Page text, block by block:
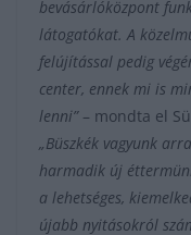
bevásárlóközpont
látogatókat. A
felújítással pedig
center, ennek mi is
lenni” – mondta el
„Büszkék vagyunk
harmadik új
a lehetséges,
újabb nyitásokról